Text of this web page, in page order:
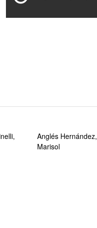
Anglés Hernández,
Marisol